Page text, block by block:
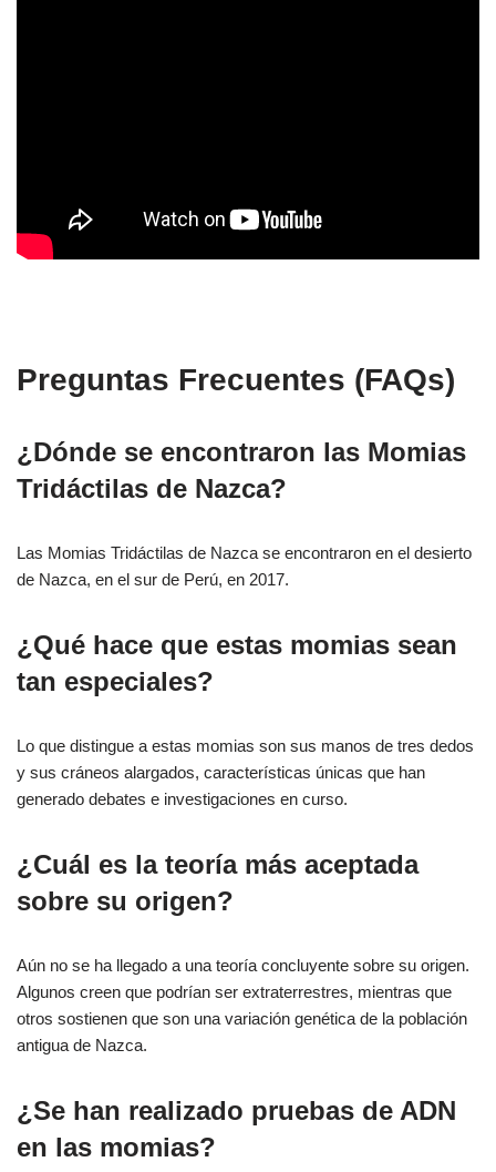
Preguntas Frecuentes (FAQs)
¿Dónde se encontraron las Momias
Tridáctilas de Nazca?
Las Momias Tridáctilas de Nazca se encontraron en el desierto
de Nazca, en el sur de Perú, en 2017.
¿Qué hace que estas momias sean
tan especiales?
Lo que distingue a estas momias son sus manos de tres dedos
y sus cráneos alargados, características únicas que han
generado debates e investigaciones en curso.
¿Cuál es la teoría más aceptada
sobre su origen?
Aún no se ha llegado a una teoría concluyente sobre su origen.
Algunos creen que podrían ser extraterrestres, mientras que
otros sostienen que son una variación genética de la población
antigua de Nazca.
¿Se han realizado pruebas de ADN
en las momias?